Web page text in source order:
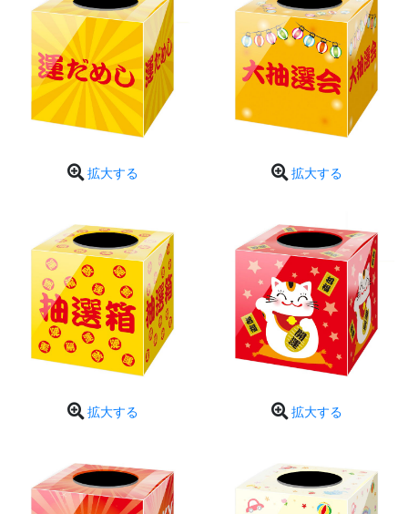
拡大する 拡大する
拡大する 拡大する